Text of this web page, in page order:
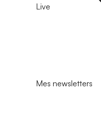
Live
Mes newsletters